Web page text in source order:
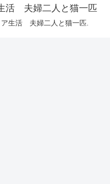
活 夫婦二人と猫一匹
生活 夫婦二人と猫一匹.